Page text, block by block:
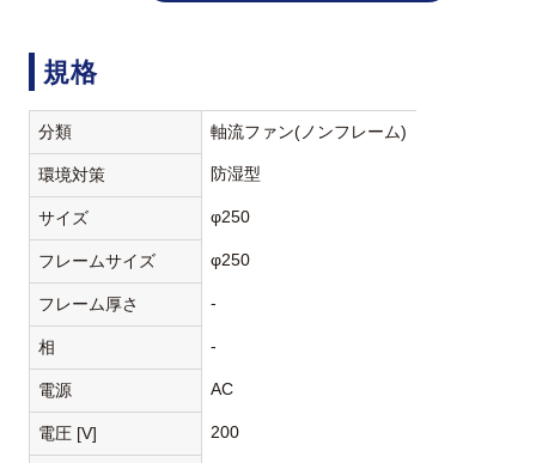
規格
分類 軸流ファン(ノンフレーム)
環境対策 防湿型
サイズ φ250
フレームサイズ φ250
フレーム厚さ -
相 -
電源 AC
電圧 [V] 200